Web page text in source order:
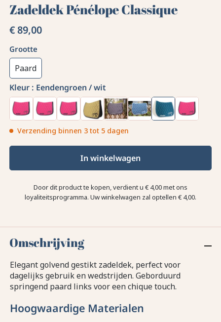
Zadeldek Pénélope Classique
€ 89,00
Grootte
Paard
Kleur : Eendengroen / wit
Verzending binnen 3 tot 5 dagen
In winkelwagen
Door dit product te kopen, verdient u € 4,00met ons
loyaliteitsprogramma. Uw winkelwagen zal optellen € 4,00.
Omschrijving
Elegant golvend gestikt zadeldek, perfect voor
dagelijks gebruik en wedstrijden. Geborduurd
springend paard links voor een chique touch.
Hoogwaardige Materialen